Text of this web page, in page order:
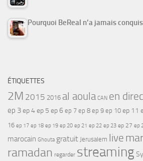
Pourquoi BeReal n’a jamais
ÉTIQUETTES
2M 2015 2016 al aoula CAN en
ep 3ep 4ep 5 ep 6 ep 7 ep 8 ep 9 ep 10 ep 11
16 ep 17 ep 18 ep 19 ep 20 ep 21 ep 22 ep 23 ep 27 ep
marocain Ghouta gratuit Jerusalem live
ramadan regarder streaming